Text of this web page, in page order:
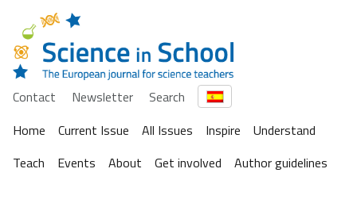
Contact Newsletter
Search
Home
Current Issue All Issues Inspire
Understand
Teach
Events About Get involved Author guidelines